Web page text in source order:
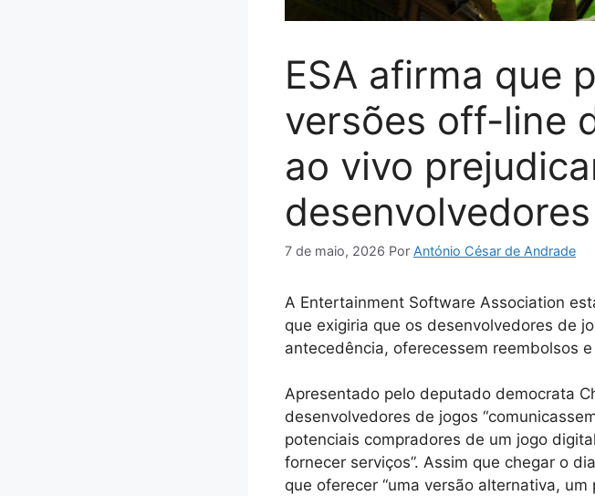
ESA afirma que
versões off-line
ao vivo
desenvolvedores
7 de maio, 2026 Por António César de Andrade
A Entertainment Software Association
que exigiria que os desenvolvedores de
antecedência, oferecessem reembolsos
Apresentado pelo deputado democrata
desenvolvedores de jogos
potenciais compradores de um jogo
fornecer serviços”. Assim que chegar o
que oferecer “uma versão alternativa,